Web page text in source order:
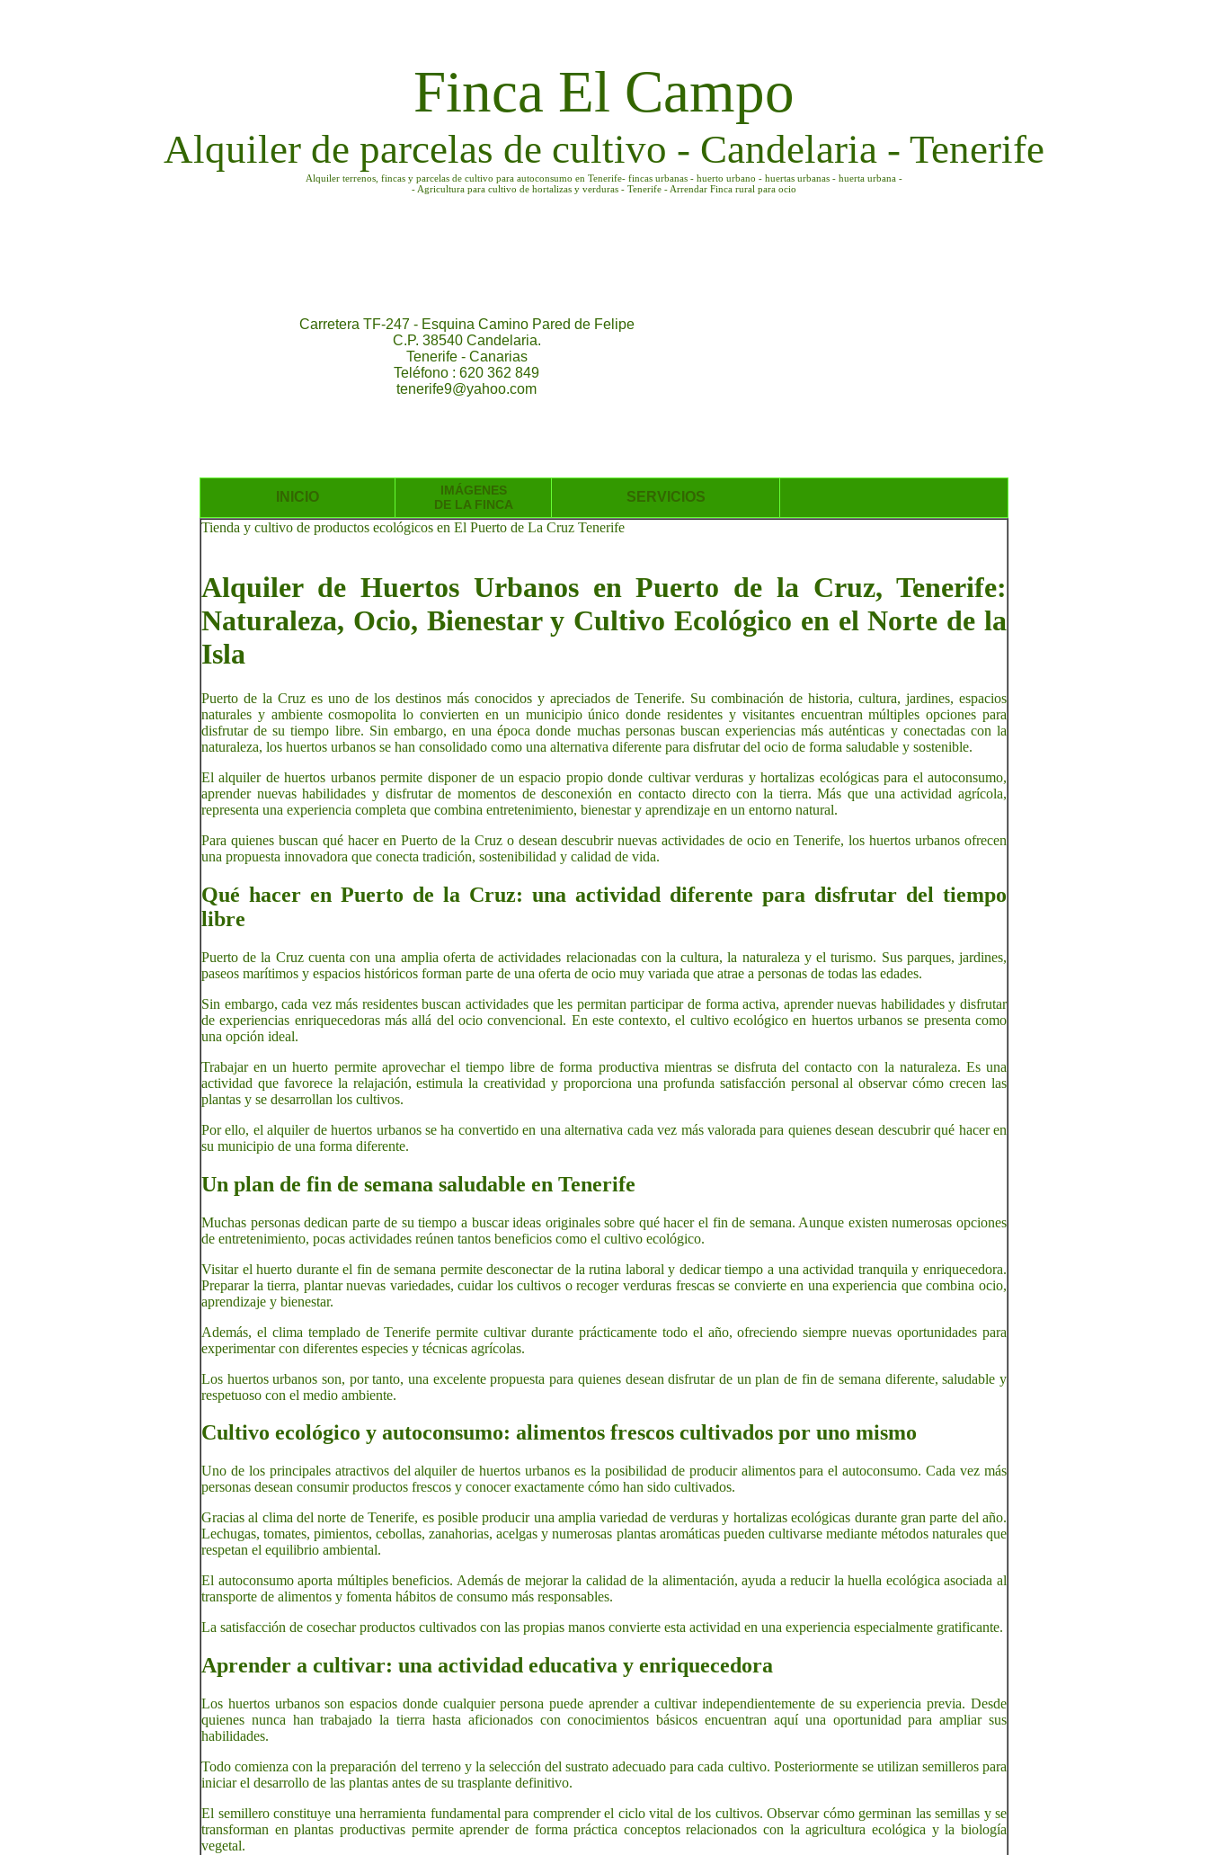
Finca El Campo
Alquiler de parcelas de cultivo - Candelaria - Tenerife
Alquiler terrenos, fincas y parcelas de cultivo para autoconsumo en Tenerife- fincas urbanas - huerto urbano - huertas urbanas - huerta urbana -
- Agricultura para cultivo de hortalizas y verduras - Tenerife - Arrendar Finca rural para ocio
Carretera TF-247 - Esquina Camino Pared de Felipe
C.P. 38540 Candelaria.
Tenerife - Canarias
Teléfono : 620 362 849
tenerife9@yahoo.com
INICIO
IMÁGENES
DE LA FINCA
SERVICIOS
Tienda y cultivo de productos ecológicos en El Puerto de La Cruz Tenerife
Alquiler de Huertos Urbanos en Puerto de la Cruz, Tenerife:
Naturaleza, Ocio, Bienestar y Cultivo Ecológico en el Norte de la
Isla
Puerto de la Cruz es uno de los destinos más conocidos y apreciados de Tenerife. Su combinación de historia, cultura, jardines, espacios
naturales y ambiente cosmopolita lo convierten en un municipio único donde residentes y visitantes encuentran múltiples opciones para
disfrutar de su tiempo libre. Sin embargo, en una época donde muchas personas buscan experiencias más auténticas y conectadas con la
naturaleza, los huertos urbanos se han consolidado como una alternativa diferente para disfrutar del ocio de forma saludable y sostenible.
El alquiler de huertos urbanos permite disponer de un espacio propio donde cultivar verduras y hortalizas ecológicas para el autoconsumo,
aprender nuevas habilidades y disfrutar de momentos de desconexión en contacto directo con la tierra. Más que una actividad agrícola,
representa una experiencia completa que combina entretenimiento, bienestar y aprendizaje en un entorno natural.
Para quienes buscan qué hacer en Puerto de la Cruz o desean descubrir nuevas actividades de ocio en Tenerife, los huertos urbanos ofrecen
una propuesta innovadora que conecta tradición, sostenibilidad y calidad de vida.
Qué hacer en Puerto de la Cruz: una actividad diferente para disfrutar del tiempo
libre
Puerto de la Cruz cuenta con una amplia oferta de actividades relacionadas con la cultura, la naturaleza y el turismo. Sus parques, jardines,
paseos marítimos y espacios históricos forman parte de una oferta de ocio muy variada que atrae a personas de todas las edades.
Sin embargo, cada vez más residentes buscan actividades que les permitan participar de forma activa, aprender nuevas habilidades y disfrutar
de experiencias enriquecedoras más allá del ocio convencional. En este contexto, el cultivo ecológico en huertos urbanos se presenta como
una opción ideal.
Trabajar en un huerto permite aprovechar el tiempo libre de forma productiva mientras se disfruta del contacto con la naturaleza. Es una
actividad que favorece la relajación, estimula la creatividad y proporciona una profunda satisfacción personal al observar cómo crecen las
plantas y se desarrollan los cultivos.
Por ello, el alquiler de huertos urbanos se ha convertido en una alternativa cada vez más valorada para quienes desean descubrir qué hacer en
su municipio de una forma diferente.
Un plan de fin de semana saludable en Tenerife
Muchas personas dedican parte de su tiempo a buscar ideas originales sobre qué hacer el fin de semana. Aunque existen numerosas opciones
de entretenimiento, pocas actividades reúnen tantos beneficios como el cultivo ecológico.
Visitar el huerto durante el fin de semana permite desconectar de la rutina laboral y dedicar tiempo a una actividad tranquila y enriquecedora.
Preparar la tierra, plantar nuevas variedades, cuidar los cultivos o recoger verduras frescas se convierte en una experiencia que combina ocio,
aprendizaje y bienestar.
Además, el clima templado de Tenerife permite cultivar durante prácticamente todo el año, ofreciendo siempre nuevas oportunidades para
experimentar con diferentes especies y técnicas agrícolas.
Los huertos urbanos son, por tanto, una excelente propuesta para quienes desean disfrutar de un plan de fin de semana diferente, saludable y
respetuoso con el medio ambiente.
Cultivo ecológico y autoconsumo: alimentos frescos cultivados por uno mismo
Uno de los principales atractivos del alquiler de huertos urbanos es la posibilidad de producir alimentos para el autoconsumo. Cada vez más
personas desean consumir productos frescos y conocer exactamente cómo han sido cultivados.
Gracias al clima del norte de Tenerife, es posible producir una amplia variedad de verduras y hortalizas ecológicas durante gran parte del año.
Lechugas, tomates, pimientos, cebollas, zanahorias, acelgas y numerosas plantas aromáticas pueden cultivarse mediante métodos naturales que
respetan el equilibrio ambiental.
El autoconsumo aporta múltiples beneficios. Además de mejorar la calidad de la alimentación, ayuda a reducir la huella ecológica asociada al
transporte de alimentos y fomenta hábitos de consumo más responsables.
La satisfacción de cosechar productos cultivados con las propias manos convierte esta actividad en una experiencia especialmente gratificante.
Aprender a cultivar: una actividad educativa y enriquecedora
Los huertos urbanos son espacios donde cualquier persona puede aprender a cultivar independientemente de su experiencia previa. Desde
quienes nunca han trabajado la tierra hasta aficionados con conocimientos básicos encuentran aquí una oportunidad para ampliar sus
habilidades.
Todo comienza con la preparación del terreno y la selección del sustrato adecuado para cada cultivo. Posteriormente se utilizan semilleros para
iniciar el desarrollo de las plantas antes de su trasplante definitivo.
El semillero constituye una herramienta fundamental para comprender el ciclo vital de los cultivos. Observar cómo germinan las semillas y se
transforman en plantas productivas permite aprender de forma práctica conceptos relacionados con la agricultura ecológica y la biología
vegetal.